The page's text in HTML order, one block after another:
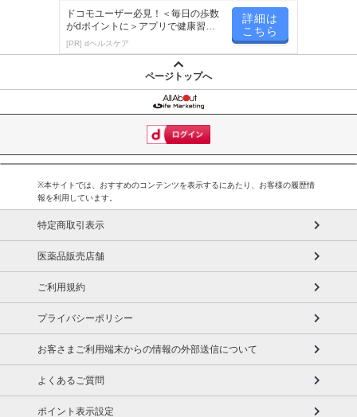
ドコモユーザー必見！＜毎日の歩数
がdポイントに＞アプリで健康習慣
が楽しく続く
[PR] dヘルスケア
詳細は
こちら
ページトップへ
※本サイトでは、おすすめのコンテンツを表示するにあたり、お客様の履歴情
報を利用しています。
特定商取引表示
医薬品販売店舗
ご利用規約
プライバシーポリシー
お客さまご利用端末からの情報の外部送信について
よくあるご質問
ポイント表示設定